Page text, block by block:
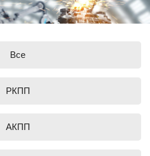
Все
РКПП
АКПП